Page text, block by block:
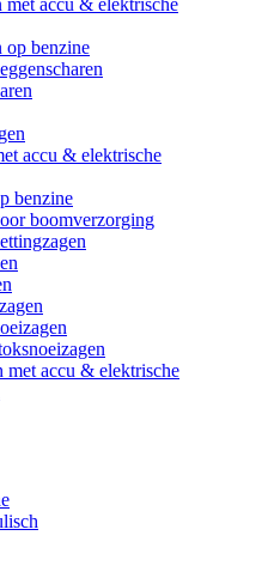
op benzine
accu & elektrische
benzine
boomverzorging
met accu & elektrische